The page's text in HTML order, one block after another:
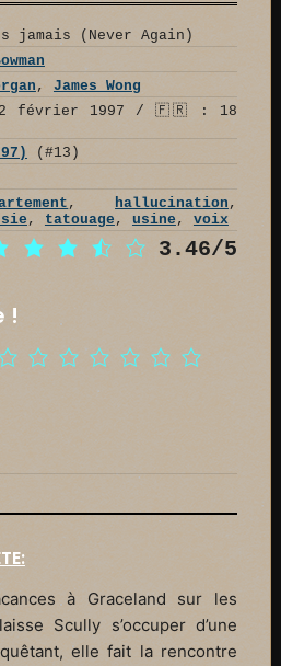
jamais (Never Again)
, James Wong
1997 / 🇫🇷 : 18
(#13)
, hallucination ,
, tatouage , usine , voix
3.46/5
!
à Graceland sur les
Scully s’occuper d’une
elle fait la rencontre